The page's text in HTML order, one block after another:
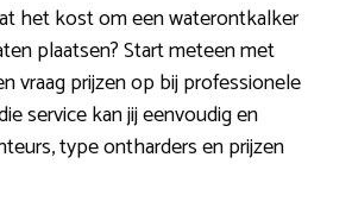
het kost om een waterontkalker
plaatsen? Start meteen met
vraag prijzen op bij professionele
service kan jij eenvoudig en
type ontharders en prijzen